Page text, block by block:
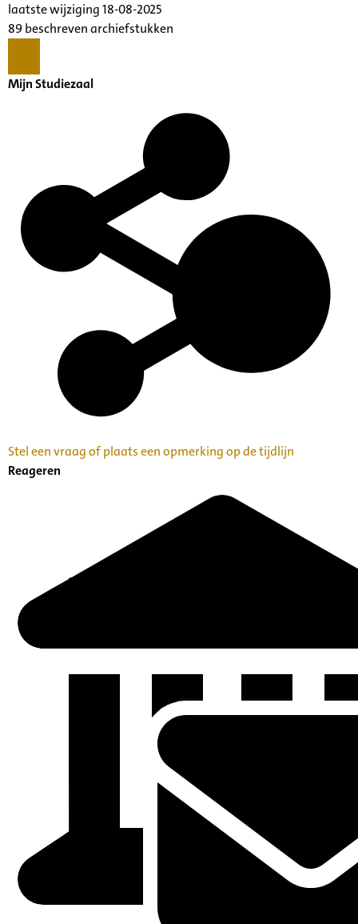
laatste wijziging 18-08-2025
89 beschreven archiefstukken
Mijn Studiezaal
Stel een vraag of plaats een opmerking op de tijdlijn
Reageren